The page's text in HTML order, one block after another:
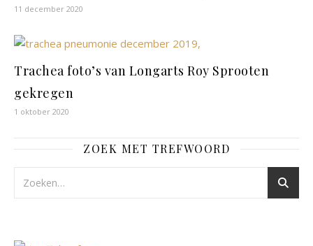
11 december 2020
Trachea foto’s van Longarts Roy Sprooten
gekregen
1 oktober 2020
ZOEK MET TREFWOORD